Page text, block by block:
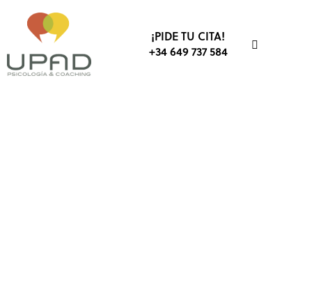
¡PIDE TU CITA!
+34 649 737 584